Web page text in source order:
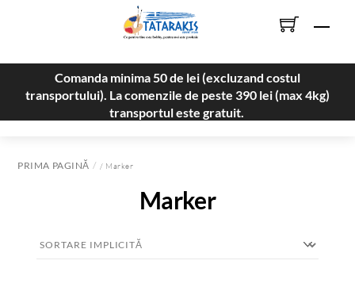
Comanda minima 50 de lei (excluzand costul
transportului). La comenzile de peste 390 lei (max 4kg)
transportul este gratuit.
PRIMA PAGINĂ / Marker
Marker